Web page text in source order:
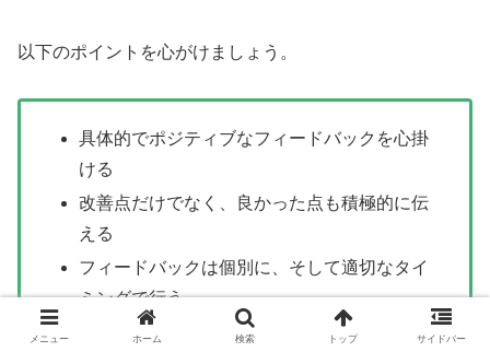
以下のポイントを心がけましょう。
具体的でポジティブなフィードバックを心掛
ける
改善点だけでなく、良かった点も積極的に伝
える
フィードバックは個別に、そして適切なタイ
ミングで行う
メニュー ホーム 検索 トップ サイドバー